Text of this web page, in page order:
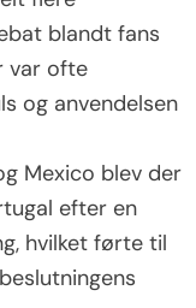
blandt fans
var ofte
og anvendelsen
Mexico blev der
efter en
hvilket førte til